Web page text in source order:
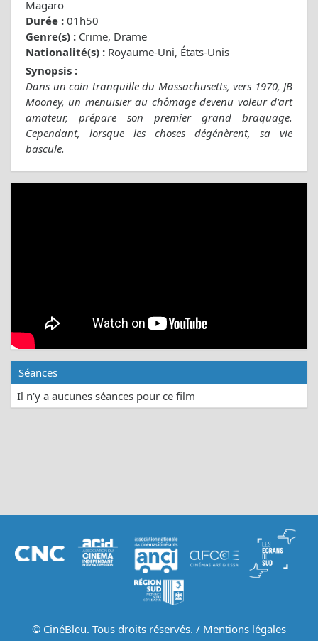
Magaro
Durée : 01h50
Genre(s) : Crime, Drame
Nationalité(s) : Royaume-Uni, États-Unis
Synopsis :
Dans un coin tranquille du Massachusetts, vers 1970, JB
Mooney, un menuisier au chômage devenu voleur d'art
amateur, prépare son premier grand braquage.
Cependant, lorsque les choses dégénèrent, sa vie
bascule.
Séances
Il n'y a aucunes séances pour ce film
© CinéBleu. Tous droits réservés. / Mentions légales